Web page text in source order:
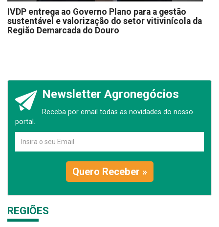
IVDP entrega ao Governo Plano para a gestão
sustentável e valorização do setor vitivinícola da
Região Demarcada do Douro
Newsletter Agronegócios
Receba por email todas as novidades do nosso
portal.
Quero Receber »
REGIÕES